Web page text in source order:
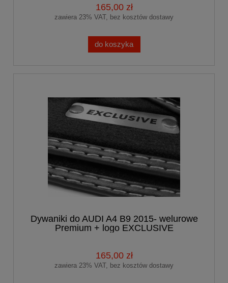
165,00 zł
zawiera 23% VAT, bez kosztów dostawy
do koszyka
Dywaniki do AUDI A4 B9 2015- welurowe
Premium + logo EXCLUSIVE
165,00 zł
zawiera 23% VAT, bez kosztów dostawy